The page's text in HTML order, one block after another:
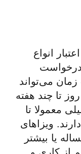
انواع
درخواست
می‌تواند
تا چند هفته
معمولا تا
ویزاهای
یا بیشتر
از کاری و